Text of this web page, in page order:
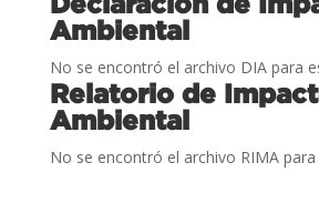
Ambiental
No se encontró el archivo DIA para
Relatorio de
Ambiental
No se encontró el archivo RIMA